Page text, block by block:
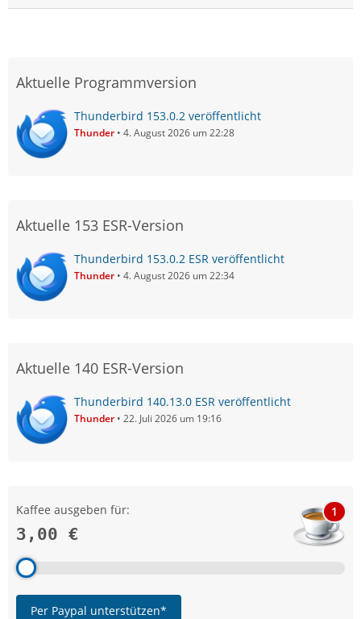
Aktuelle Programmversion
Thunderbird 153.0.2 veröffentlicht
Thunder 4. August 2026 um 22:28
Aktuelle 153 ESR-Version
Thunderbird 153.0.2 ESR veröffentlicht
Thunder 4. August 2026 um 22:34
Aktuelle 140 ESR-Version
Thunderbird 140.13.0 ESR veröffentlicht
Thunder 22. Juli 2026 um 19:16
Kaffee ausgeben für:
3,00 €
1
Per Paypal unterstützen*